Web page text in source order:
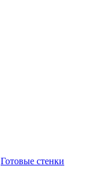
Готовые стенки